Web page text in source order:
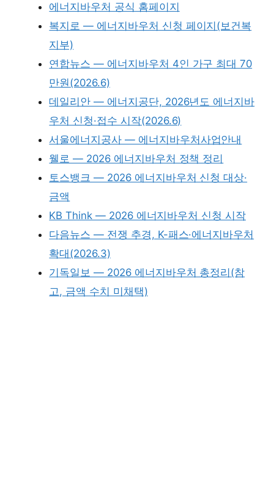
에너지바우처 공식 홈페이지
복지로 — 에너지바우처 신청 페이지(보건복
지부)
연합뉴스 — 에너지바우처 4인 가구 최대 70
만원(2026.6)
데일리안 — 에너지공단, 2026년도 에너지바
우처 신청·접수 시작(2026.6)
서울에너지공사 — 에너지바우처사업안내
웰로 — 2026 에너지바우처 정책 정리
토스뱅크 — 2026 에너지바우처 신청 대상·
금액
KB Think — 2026 에너지바우처 신청 시작
다음뉴스 — 전쟁 추경, K-패스·에너지바우처
확대(2026.3)
기독일보 — 2026 에너지바우처 총정리(참
고, 금액 수치 미채택)